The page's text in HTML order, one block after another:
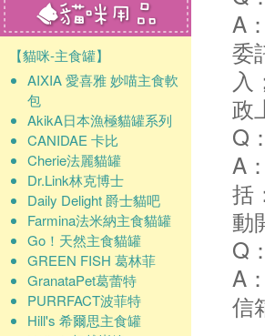
【貓咪-主食罐】
AIXIA 愛喜雅 妙喵主食軟
包
AkikA日本漁極貓罐系列
CANIDAE 卡比
Cherie法麗貓罐
Dr.Link林克博士
Daily Delight 爵士貓吧
Farmina法米納主食貓罐
Go！天然主食貓罐
GREEN FISH 葛林菲
GranataPet葛蕾特
PURRFACT波菲特
Hill's 希爾思主食罐
A
委
入
政
Q
A
括
動
Q
A
信